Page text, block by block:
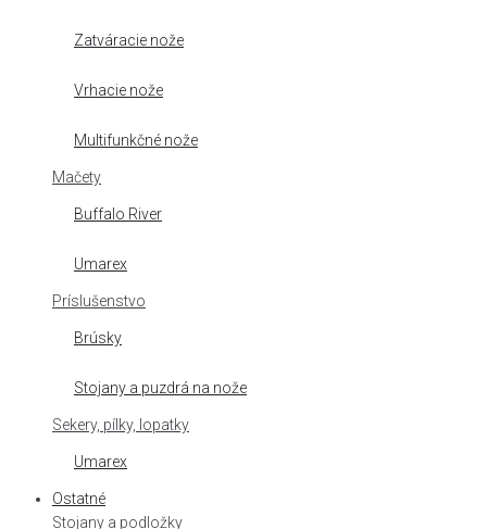
Zatváracie nože
Vrhacie nože
Multifunkčné nože
Mačety
Buffalo River
Umarex
Príslušenstvo
Brúsky
Stojany a puzdrá na nože
Sekery, pílky, lopatky
Umarex
Ostatné
Stojany a podložky